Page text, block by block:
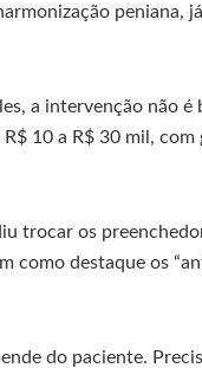
peniana,
a intervenção não é
10 a R$ 30 mil,
trocar os
destaque os
do paciente.